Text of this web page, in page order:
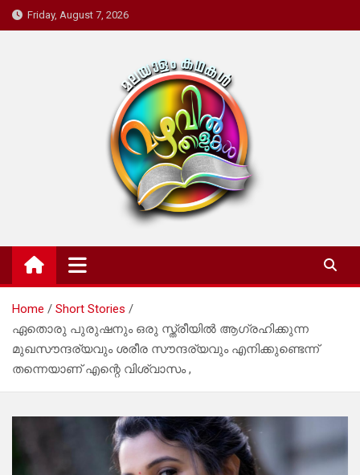
Skip
to
Friday, August 7, 2026
Mazhavil Thalukal
Malayalam Kadhakal
Home
Short Stories
ഏതൊരു പുരുഷനും ഒരു സ്ത്രീയിൽ ആഗ്രഹിക്കുന്ന
മുഖസൗന്ദര്യവും ശരീര സൗന്ദര്യവും എനിക്കുണ്ടെന്ന്
തന്നെയാണ് എന്റെ വിശ്വാസം ,